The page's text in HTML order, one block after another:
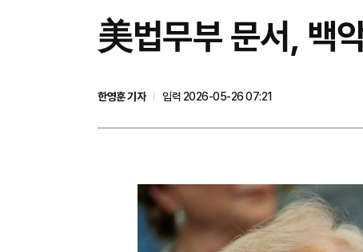
美법무부 문서, 백
한영훈 기자
입력 2026-05-26 07:21